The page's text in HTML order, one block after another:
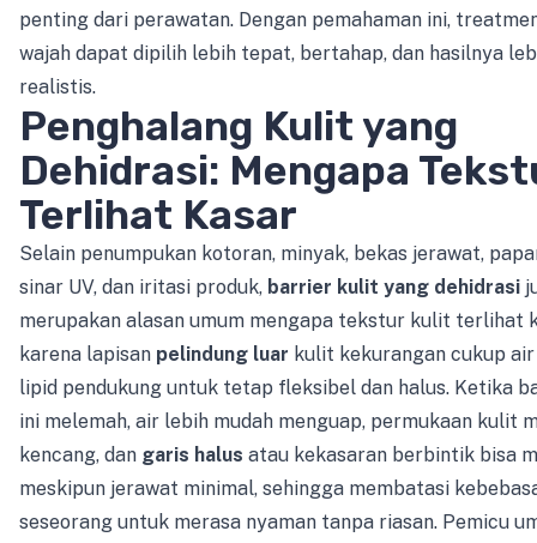
penting dari perawatan. Dengan pemahaman ini,
wajah dapat dipilih lebih tepat, bertahap, dan hasilnya
realistis.
Penghalang Kulit yang
Dehidrasi: Mengapa
Terlihat Kasar
Selain penumpukan kotoran, minyak, bekas jerawat,
sinar UV, dan iritasi produk, barrier kulit yang dehidrasi
merupakan alasan umum mengapa tekstur kulit terlihat
karena lapisan pelindung luar kulit kekurangan cukup air
lipid pendukung untuk tetap fleksibel dan halus. Ketika
ini melemah, air lebih mudah menguap, permukaan kulit
kencang, dan garis halus atau kekasaran berbintik bisa
meskipun jerawat minimal, sehingga membatasi
seseorang untuk merasa nyaman tanpa riasan. Pemicu